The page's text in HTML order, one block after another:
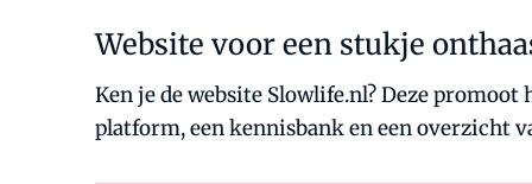
Website voor een stukje
Ken je de website Slowlife.nl? Deze
platform, een kennisbank en een overzicht